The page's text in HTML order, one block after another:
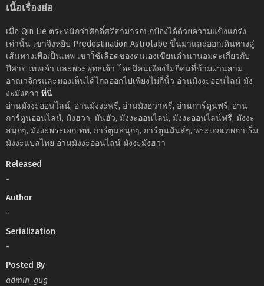
เนื้อเรื่องย่อ
เมื่อ Qin Lie ตระหนักว่าศักดิ์ศรีสามารถปกป้องได้ด้วยความแข็งแกร่ง
เท่านั้น เขาจึงหยิบ Predestination Astrolabe ขึ้นมาและออกเดินทางสู่
เส้นทางเพื่อเป็นเทพ เขาใช้เลือดของตนเองเขียนตำนานอมตะเกี่ยวกับ
ปีศาจ เทพเจ้า และพระพุทธเจ้า โดยมีคนเพียงไม่กี่คนที่ข้ามผ่านสาม
อาณาจักรและมองเห็นได้ไกลออกไปเพียงไม่กี่นิ้ว อ่านมังงะออนไลน์ มัง
งะมังฮวา ที่นี่
อ่านมังงะออนไลน์, อ่านมังงะฟรี, อ่านมังฮวาฟรี, อ่านการ์ตูนฟรี, อ่าน
การ์ตูนออนไลน์, มังฮวา, มันฮัว, มังงะออนไลน์, มังงะออนไลน์ฟรี, มังงะ
สนุกๆ, มังงะพระเอกเทพ, การ์ตูนสนุกๆ, การ์ตูนมันส์ๆ, พระเอกเทพฮาเร็ม
มังงะแปลไทย อ่านมังงะออนไลน์ มังงะมังฮวา
Released
-
Author
-
Serialization
-
Posted By
admin_gug